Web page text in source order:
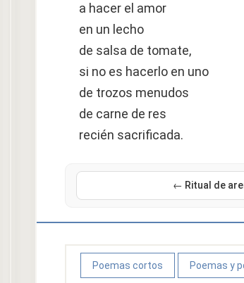
a hacer el amor
en un lecho
de salsa de tomate,
si no es hacerlo en uno
de trozos menudos
de carne de res
recién sacrificada.
← Ritual de
Poemas cortos Poemas y